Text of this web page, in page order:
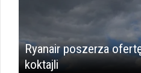
Ryanair poszerza
koktajli